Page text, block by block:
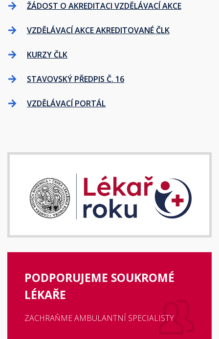
ŽÁDOST O AKREDITACI VZDĚLÁVACÍ AKCE
VZDĚLÁVACÍ AKCE AKREDITOVANÉ ČLK
KURZY ČLK
STAVOVSKÝ PŘEDPIS Č. 16
VZDĚLÁVACÍ PORTÁL
PODPORUJEME SOUKROMÉ
LÉKAŘE
ZACHRAŇME AMBULANTNÍ SPECIALISTY